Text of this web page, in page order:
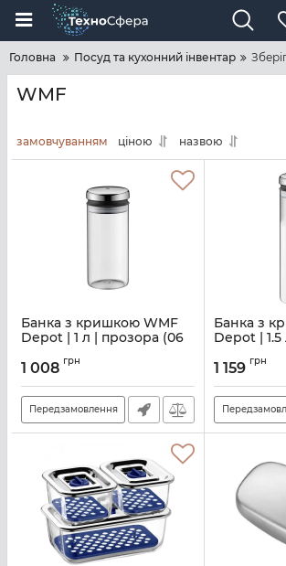
Головна Посуд та кухонний інвентар
WMF
замовчуванням ціною назвою
Банка з кришкою WMF
Depot | 1 л | прозора (06
Артикул:
1 008 грн
Передзамовлення
Банка з
Depot |
Артикул:
1 159 грн